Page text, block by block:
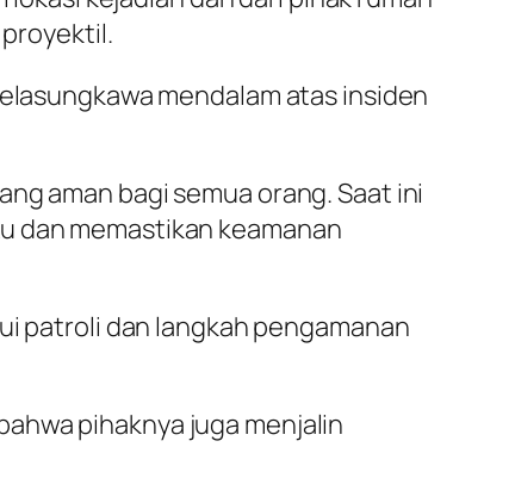
mendalam atas insiden
aman bagi semua orang. Saat ini
dan memastikan keamanan
patroli dan langkah pengamanan
pihaknya juga menjalin